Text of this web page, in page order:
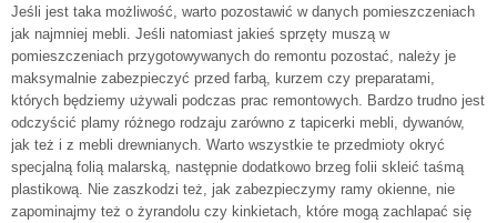
Jeśli jest taka możliwość, warto pozostawić w danych pomieszczeniach
jak najmniej mebli. Jeśli natomiast jakieś sprzęty muszą w
pomieszczeniach przygotowywanych do remontu pozostać, należy je
maksymalnie zabezpieczyć przed farbą, kurzem czy preparatami,
których będziemy używali podczas prac remontowych. Bardzo trudno jest
odczyścić plamy różnego rodzaju zarówno z tapicerki mebli, dywanów,
jak też i z mebli drewnianych. Warto wszystkie te przedmioty okryć
specjalną folią malarską, następnie dodatkowo brzeg folii skleić taśmą
plastikową. Nie zaszkodzi też, jak zabezpieczymy ramy okienne, nie
zapominajmy też o żyrandolu czy kinkietach, które mogą zachlapać się